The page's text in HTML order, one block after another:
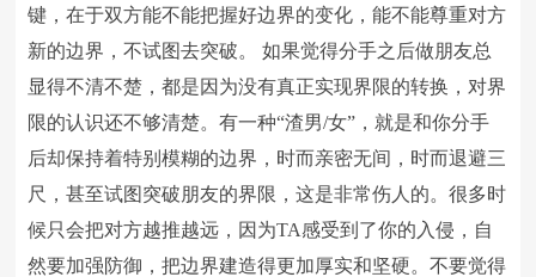
键，在于双方能不能把握好边界的变化，能不能尊重对方
新的边界，不试图去突破。 如果觉得分手之后做朋友总
显得不清不楚，都是因为没有真正实现界限的转换，对界
限的认识还不够清楚。有一种“渣男/女”，就是和你分手
后却保持着特别模糊的边界，时而亲密无间，时而退避三
尺，甚至试图突破朋友的界限，这是非常伤人的。很多时
候只会把对方越推越远，因为TA感受到了你的入侵，自
然要加强防御，把边界建造得更加厚实和坚硬。不要觉得